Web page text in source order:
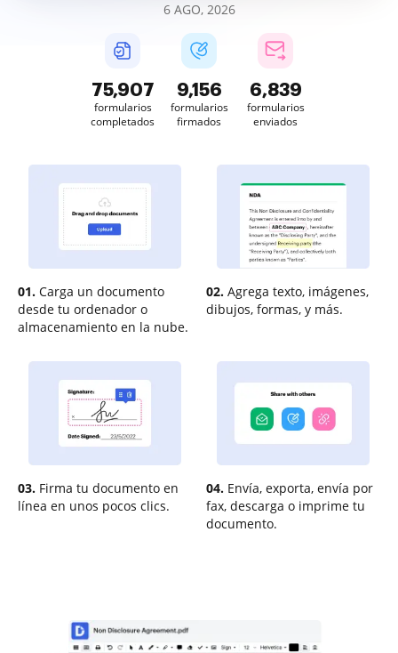
6 AGO, 2026
75,907
formularios
completados
9,156
formularios
firmados
6,839
formularios
enviados
01. Carga un documento
desde tu ordenador o
almacenamiento en la nube.
02. Agrega texto, imágenes,
dibujos, formas, y más.
03. Firma tu documento en
línea en unos pocos clics.
04. Envía, exporta, envía por
fax, descarga o imprime tu
documento.